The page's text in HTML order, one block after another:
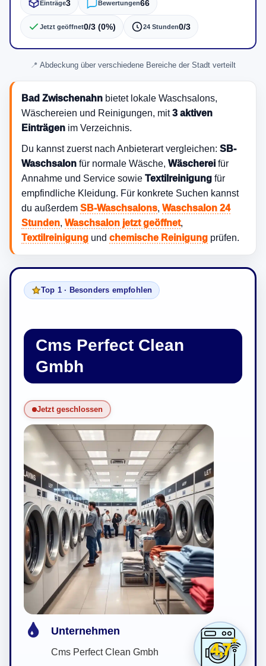
Einträge3 Bewertungen66
Jetzt geöffnet0/3 (0%) 24 Stunden0/3
Abdeckung über verschiedene Bereiche der Stadt verteilt
Bad Zwischenahn bietet lokale Waschsalons,
Wäschereien und Reinigungen, mit3 aktiven
Einträgen im Verzeichnis.
Du kannst zuerst nach Anbieterart vergleichen: SB-
Waschsalon für normale Wäsche, Wäscherei für
Annahme und Service sowie Textilreinigung für
empfindliche Kleidung. Für konkrete Suchen kannst
du außerdem SB-Waschsalons, Waschsalon 24
Stunden, Waschsalon jetzt geöffnet,
Textilreinigung und chemische Reinigung prüfen.
Top 1 · Besonders empfohlen
Cms Perfect Clean
Gmbh
Jetzt geschlossen
4,7
Unternehmen
Cms Perfect Clean Gmbh